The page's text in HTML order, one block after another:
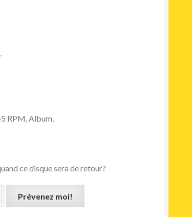
RPM, Album,
ce disque sera de retour?
Prévenez moi!